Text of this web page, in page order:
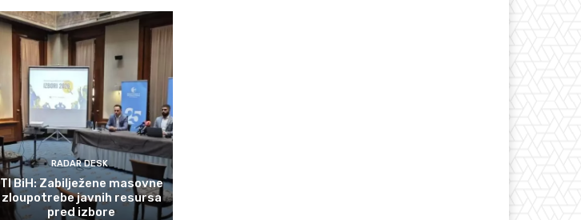
RADAR DESK
TI BiH: Zabilježene masovne
zloupotrebe javnih resursa
pred izbore